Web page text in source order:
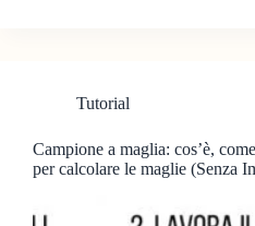
Tutorial
Campione a maglia: cos’è,
per calcolare le maglie (Senza